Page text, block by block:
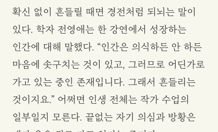
확신 없이 흔들릴 때면 경전처럼 되뇌는 말이
있다. 학자 전영애는 한 강연에서 성장하는
인간에 대해 말했다. “인간은 의식하든 안 하든
마음에 솟구치는 것이 있고, 그러므로 어딘가로
가고 있는 중인 존재입니다. 그래서 흔들리는
것이지요.” 어쩌면 인생 전체는 작가 수업의
일부일지 모른다. 끝없는 자기 의심과 방황은